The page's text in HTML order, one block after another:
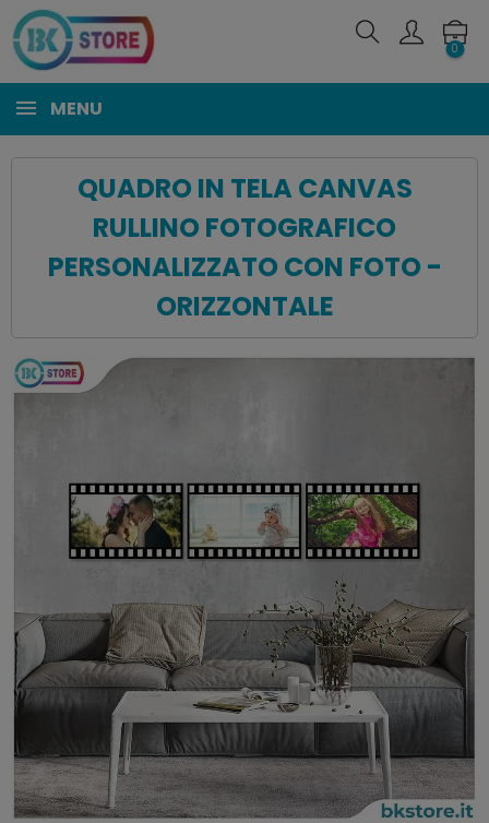
0
MENU
QUADRO IN TELA CANVAS
RULLINO FOTOGRAFICO
PERSONALIZZATO CON FOTO -
ORIZZONTALE